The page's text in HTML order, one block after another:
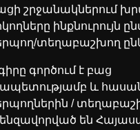
շրջանակներում
ինքնուրույն
տեղաբաշխող
գործում է բաց
և
/
են